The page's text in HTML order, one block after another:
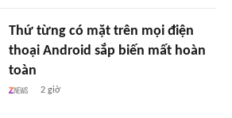
Thứ từng có mặt trên mọi điện
thoại Android sắp biến mất hoàn
toàn
2 giờ